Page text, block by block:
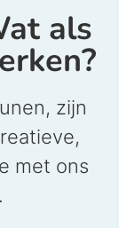
als
zijn
met ons